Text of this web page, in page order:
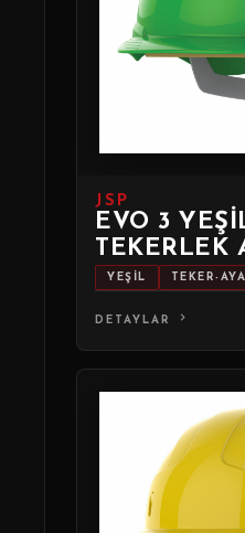
JSP
EVO 3
TEKERLEK
YEŞİL TEKER-
DETAYLAR